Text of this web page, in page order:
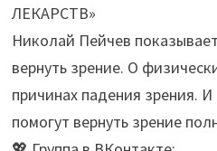
ЛЕКАРСТВ»
Николай Пейчев
вернуть зрение. О
причинах падения зрения.
помогут вернуть зрение